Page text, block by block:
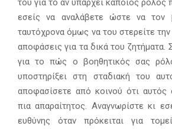
του για το αν υπάρχει κάποιος
εσείς να αναλάβετε ώστε να τον
ταυτόχρονα όμως να του στερείτε
αποφάσεις για τα δικά του ζητήματα.
για το πώς ο βοηθητικός σας
υποστηρίξει στη σταδιακή του
αποφασίσετε από κοινού ότι αυτός
πια απαραίτητος. Αναγνωρίστε κι
ευθύνης όταν πρόκειται για